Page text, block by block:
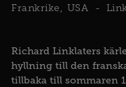
Frankrike USA
Richard Linklaters
hyllning till den
tillbaka till sommaren